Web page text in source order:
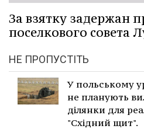
За взятку задержан
поселкового совета
НЕ ПРОПУСТІТЬ
У польському
не планують
ділянки для
"Східний щит".